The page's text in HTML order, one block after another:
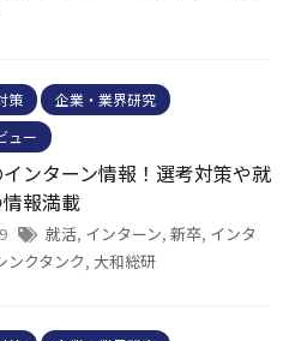
策
企業・業界研究
ュー
ンターン情報！選考対策や就
報満載
就活, インターン, 新卒, インタ
ンクタンク, 大和総研